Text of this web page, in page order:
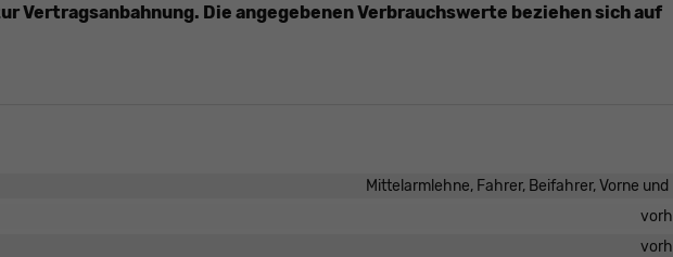
Vertragsanbahnung. Die angegebenen Verbrauchswerte beziehen sich auf
Mittelarmlehne, Fahrer, Beifahrer, Vorne